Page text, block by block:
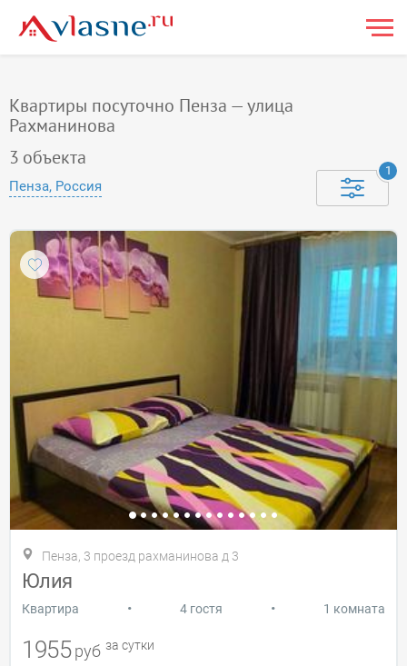
Квартиры посуточно Пенза — улица
Рахманинова
3 объекта
Пенза, Россия
1
Пенза, 3 проезд рахманинова д 3
Юлия
Квартира • 4 гостя • 1 комната
1955 руб за сутки